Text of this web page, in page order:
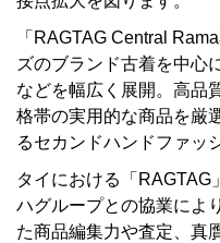
「RAGTAG Central
ズのブランド古着を中心
などを幅広く展開。高品
格帯の実用的な商品を厳
るセカンドハンドファッ
タイにおける「RAGTAG
ハグループとの協業によ
た商品編集力や査定、真